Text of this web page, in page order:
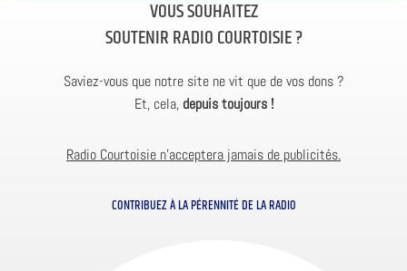
VOUS SOUHAITEZ
SOUTENIR RADIO COURTOISIE ?
Saviez-vous que notre site ne vit que de vos dons ?
Et, cela, depuis toujours !
Radio Courtoisie n’acceptera jamais de publicités.
CONTRIBUEZ À LA PÉRENNITÉ DE LA RADIO